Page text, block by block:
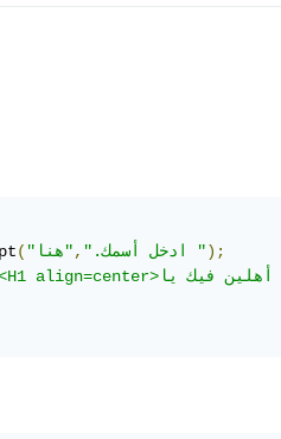
( "ادخل أسمك." , "هنا ");